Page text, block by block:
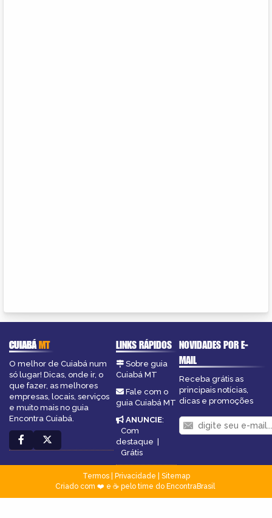
CUIABÁMT
O melhor de Cuiabá num
só lugar! Dicas, onde ir, o
que fazer, as melhores
empresas, locais, serviços
e muito mais no guia
Encontra Cuiabá.
LINKS RÁPIDOS
Sobre guia
Cuiabá MT
Fale com o
guia Cuiabá MT
ANUNCIE:
Com
destaque |
Grátis
NOVIDADES POR E-
MAIL
Receba grátis as
principais notícias,
dicas e promoções
Termos| Privacidade
Sitemap
Criado com ❤️ e ☕ pelo time do EncontraBrasil